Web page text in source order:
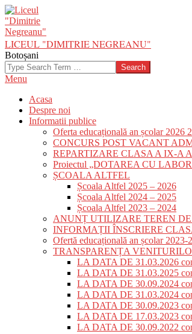
Skip
to
content
LICEUL "DIMITRIE NEGREANU"
Botoșani
Search
Primary
Menu
Menu
Acasa
Despre noi
Informatii publice
Oferta educațională an școlar 2026
CONCURS POST VACANT
REPARTIZARE CLASA A IX-A
Proiectul „DOTAREA CU
ȘCOALA ALTFEL
Școala Altfel 2025 – 2026
Școala Altfel 2024 – 2025
Școala Altfel 2023 – 2024
ANUNȚ UTILIZARE TEREN DE
INFORMAȚII ÎNSCRIERE
Ofertă educațională an școlar 2023-
TRANSPARENȚA
LA DATA DE 31.03.2026
LA DATA DE 31.03.2025
LA DATA DE 30.09.2024
LA DATA DE 31.03.2024
LA DATA DE 30.09.2023
LA DATA DE 17.03.2023
LA DATA DE 30.09.2022